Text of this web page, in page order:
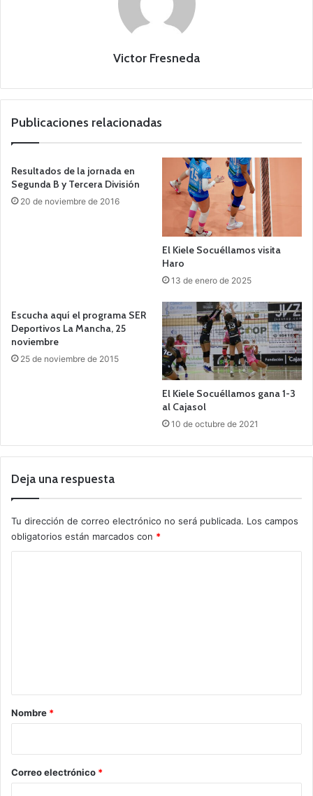
Victor Fresneda
Publicaciones relacionadas
Resultados de la jornada en
Segunda B y Tercera División
20 de noviembre de 2016
El Kiele Socuéllamos visita
Haro
13 de enero de 2025
Escucha aquí el programa SER
Deportivos La Mancha, 25
noviembre
25 de noviembre de 2015
El Kiele Socuéllamos gana 1-3
al Cajasol
10 de octubre de 2021
Deja una respuesta
Tu dirección de correo electrónico no será publicada. Los campos
obligatorios están marcados con *
r
*
Nombre *
Correo electrónico *